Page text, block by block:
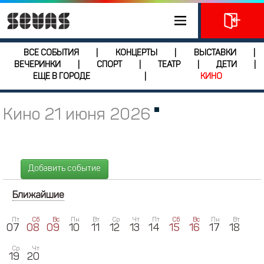
ВСЕ СОБЫТИЯ КОНЦЕРТЫ ВЫСТАВКИ
ВЕЧЕРИНКИ
СПОРТ ТЕАТР ДЕТИ
ЕЩЕ В ГОРОДЕ
КИНО
Кино 21 июня 2026
Добавить событие
Ближайшие
Пт
07
Сб
08
Вс
09
Пн
10
Вт
11
Ср
12
Чт
13
Пт
14
Сб
15
Вс
16
Пн
17
Вт
18
Ср
19
Чт
20